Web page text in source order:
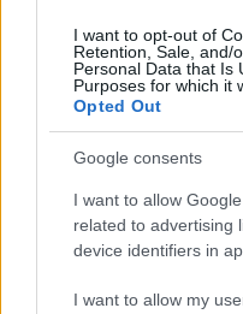
I want to opt-out of
Retention, Sale, and/
Personal Data that Is
Purposes for which it
Opted Out
Google consents
I want to allow
related to advertising
device identifiers in
I want to allow my
Óriási bevétel-